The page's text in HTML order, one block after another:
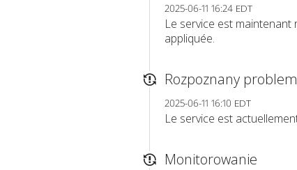
2025-06-11 16:24 EDT
Le service est
appliquée.
Rozpoznany problem
2025-06-11 16:10 EDT
Le service est
Monitorowanie